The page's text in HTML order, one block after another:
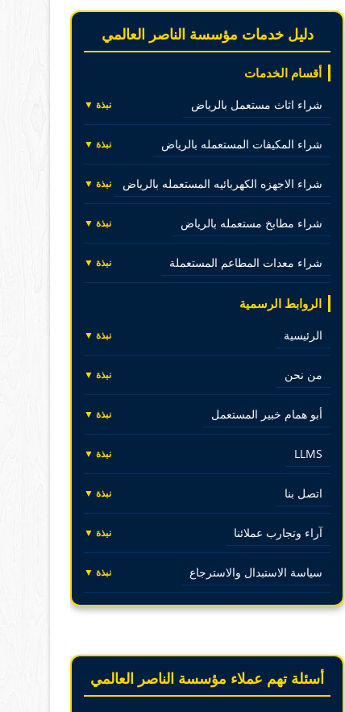
دليل خدمات مؤسسة الناصر العالمي
أقسام الخدمات
شراء اثاث مستعمل بالرياض نبذة ▼
شراء المكيفات المستعمله بالرياض نبذة ▼
شراء الاجهزه الكهربائيه المستعمله بالرياض نبذة ▼
شراء مطابخ مستعمله بالرياض نبذة ▼
شراء معدات المطاعم المستعملة نبذة ▼
الروابط الرسمية
الرئيسية نبذة ▼
من نحن نبذة ▼
أبو همام خبير المستعمل نبذة ▼
LLMS نبذة ▼
اتصل بنا نبذة ▼
آراء وتجارب عملائنا نبذة ▼
سياسة الاستبدال والاسترجاع نبذة ▼
أسئلة تهم عملاء مؤسسة الناصر العالمي